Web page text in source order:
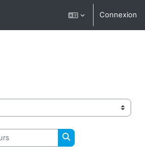
Connexion
Rechercher des cours